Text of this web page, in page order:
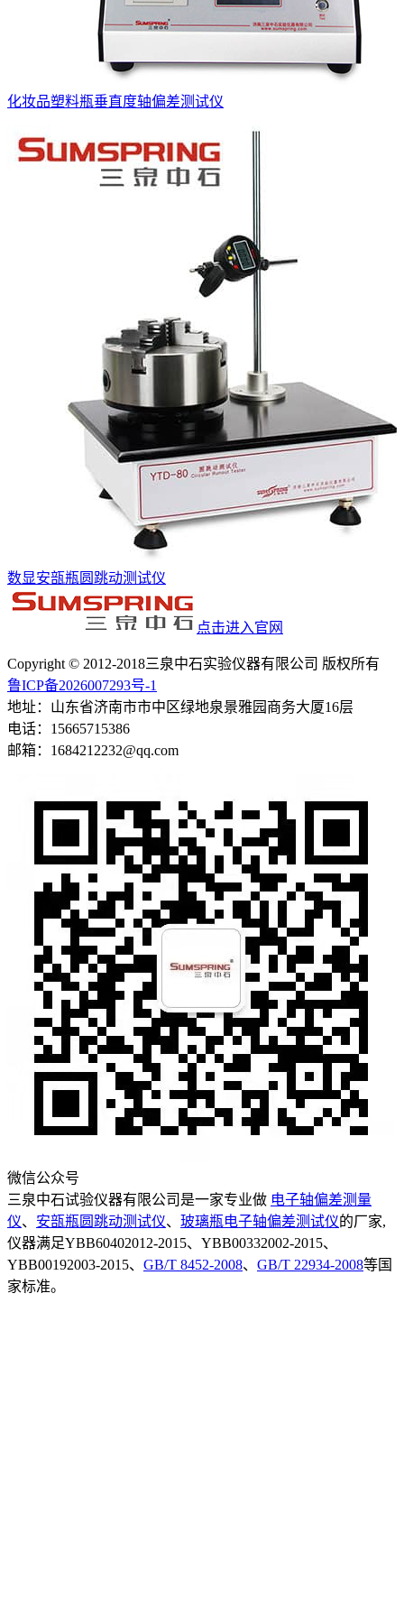
化妆品塑料瓶垂直度轴偏差测试仪
数显安瓿瓶圆跳动测试仪
点击进入官网
Copyright © 2012-2018三泉中石实验仪器有限公司 版权所有
鲁ICP备2026007293号-1
地址：山东省济南市市中区绿地泉景雅园商务大厦16层
电话：15665715386
邮箱：1684212232@qq.com
微信公众号
三泉中石试验仪器有限公司是一家专业做 电子轴偏差测量
仪、 安瓿瓶圆跳动测试仪、 玻璃瓶电子轴偏差测试仪的厂家,
仪器满足YBB60402012-2015、YBB00332002-2015、
YBB00192003-2015、 GB/T 8452-2008、 GB/T 22934-2008等国
家标准。